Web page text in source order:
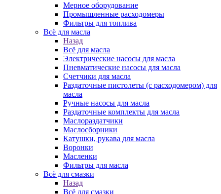
Мерное оборудование
Промышленные расходомеры
Фильтры для топлива
Всё для масла
Назад
Всё для масла
Электрические насосы для масла
Пневматические насосы для масла
Счетчики для масла
Раздаточные пистолеты (с расходомером) для
масла
Ручные насосы для масла
Раздаточные комплекты для масла
Маслораздатчики
Маслосборники
Катушки, рукава для масла
Воронки
Масленки
Фильтры для масла
Всё для смазки
Назад
Всё для смазки